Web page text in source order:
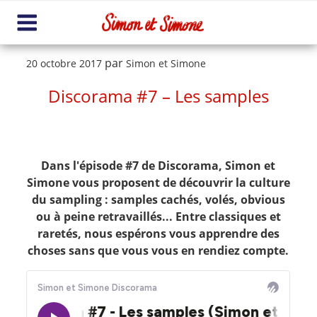
contenu
principal
Me
nuPublié
20 octobre 2017 parSimon et Simone
Discorama #7 – Les samples
Dans l'épisode #7 de Discorama, Simon et
Simone vous proposent de découvrir la culture
du sampling : samples cachés, volés, obvious
ou à peine retravaillés... Entre classiques et
raretés, nous espérons vous apprendre des
choses sans que vous vous en rendiez compte.